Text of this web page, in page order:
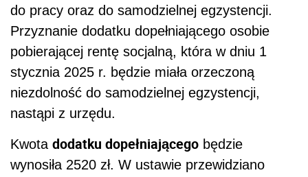
do pracy oraz do samodzielnej egzystencji.
Przyznanie dodatku dopełniającego osobie
pobierającej rentę socjalną, która w dniu 1
stycznia 2025 r. będzie miała orzeczoną
niezdolność do samodzielnej egzystencji,
nastąpi z urzędu.
Kwota dodatku dopełniającego będzie
wynosiła 2520 zł. W ustawie przewidziano